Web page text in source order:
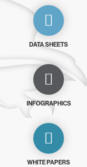
DATA SHEETS
INFOGRAPHICS
WHITE PAPERS